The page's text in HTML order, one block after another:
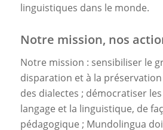
linguistiques dans le monde.
Notre mission, nos
Notre mission : sensibiliser le
disparation et à la
des dialectes ; démocratiser
langage et la linguistique, de
pédagogique ; Mundolingua